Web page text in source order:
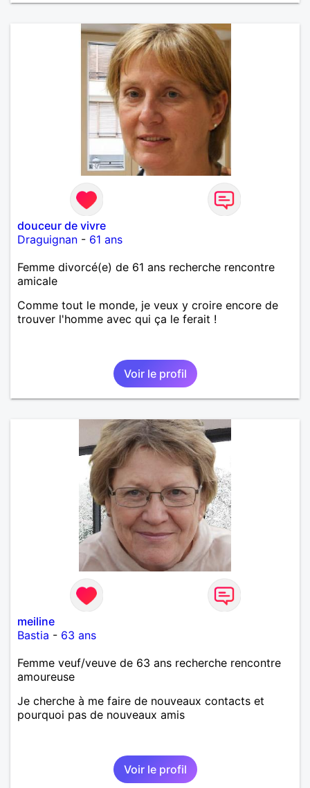
douceur de vivre
Draguignan - 61 ans
Femme divorcé(e) de 61 ans recherche rencontre
amicale
Comme tout le monde, je veux y croire encore de
trouver l'homme avec qui ça le ferait !
Voir le profil
meiline
Bastia - 63 ans
Femme veuf/veuve de 63 ans recherche rencontre
amoureuse
Je cherche à me faire de nouveaux contacts et
pourquoi pas de nouveaux amis
Voir le profil